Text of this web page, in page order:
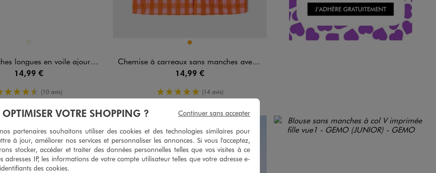
en voile ajouré et fleuri fille
14,99 €
4.5/5 de moyenne
(10 avis)
Disponible en 1 colorisORANGE
Chemise à carreaux sans manches avec col à volants fille
14,99 €
5/5 de moyenne
(14 avis)
OPTIMISER VOTRE SHOPPING ?
partenaires souhaitons utiliser des cookies et des technologies similaires pour
à jour, améliorer nos services et personnaliser les annonces. Si vous l'acceptez,
stocker, accéder et traiter des données personnelles telles que vos visites à ce
adresses IP, les informations de votre compte utilisateur telles que votre adresse e-
des cookies.
Continuer sans accepter